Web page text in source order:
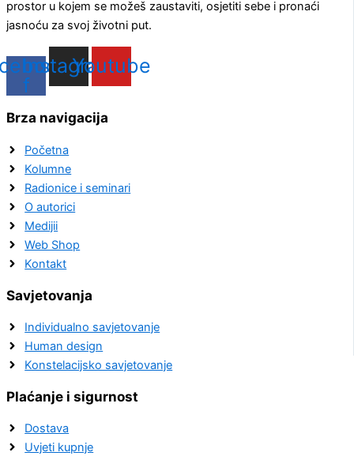
prostor u kojem se možeš zaustaviti, osjetiti sebe i pronaći
jasnoću za svoj životni put.
f
Instagram
Youtube
Brza navigacija
Početna
Kolumne
Radionice i seminari
O autorici
Medijii
Web Shop
Kontakt
Savjetovanja
Individualno savjetovanje
Human design
Konstelacijsko savjetovanje
Plaćanje i sigurnost
Dostava
Uvjeti kupnje